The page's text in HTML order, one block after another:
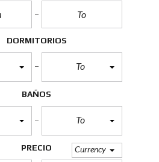
DORMITORIOS
To
BAÑOS
To
PRECIO Currency